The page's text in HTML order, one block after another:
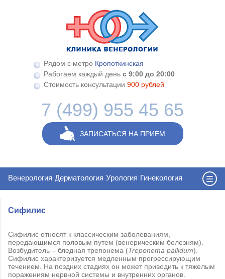
Рядом с метро Кропоткинская
Работаем каждый день с 9:00 до 20:00
Стоимость консультации 900 рублей
7 (499) 955 45 65
ЗАПИСАТЬСЯ НА ПРИЕМ
Венерология Дерматология Урология Гинекология
Сифилис
Сифилис относят к классическим заболеваниям,
передающимся половым путем (венерическим болезням).
Возбудитель – бледная трепонема (Treponema pallidum).
Сифилис характеризуется медленным прогрессирующим
течением. На поздних стадиях он может приводить к тяжелым
поражениям нервной системы и внутренних органов.